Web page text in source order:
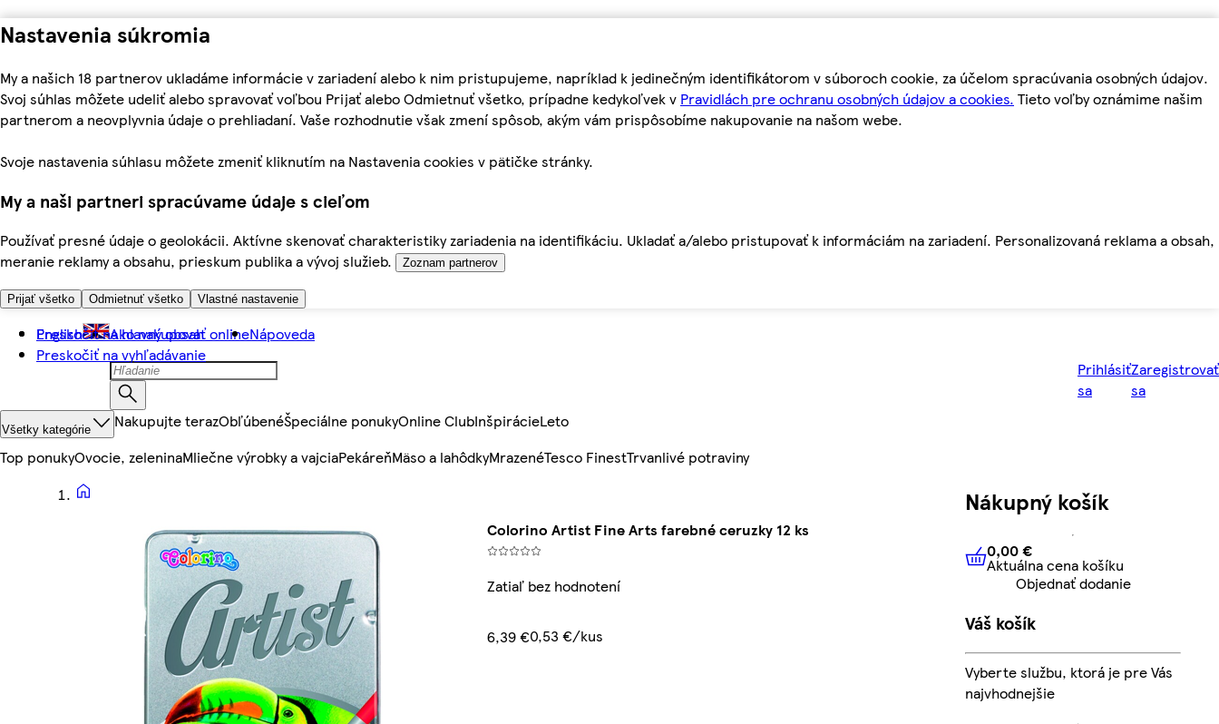
Nastavenia súkromia
My a našich 18 partnerov ukladáme informácie v zariadení alebo k nim pristupujeme, napríklad k jedinečným identifikátorom v súboroch cookie, za účelom spracúvania osobných údajov.
Svoj súhlas môžete udeliť alebo spravovať voľbou Prijať alebo Odmietnuť všetko, prípadne kedykoľvek v Pravidlách pre ochranu osobných údajov a cookies. Tieto voľby oznámime našim
partnerom a neovplyvnia údaje o prehliadaní. Vaše rozhodnutie však zmení spôsob, akým vám prispôsobíme nakupovanie na našom webe.
Svoje nastavenia súhlasu môžete zmeniť kliknutím na Nastavenia cookies v pätičke stránky.
My a naši partneri spracúvame údaje s cieľom
Používať presné údaje o geolokácii. Aktívne skenovať charakteristiky zariadenia na identifikáciu. Ukladať a/alebo pristupovať k informáciám na zariadení. Personalizovaná reklama a obsah,
meranie reklamy a obsahu, prieskum publika a vývoj služieb.
Zoznam partnerov
Prijať všetko Odmietnuť všetko Vlastné nastavenie
Preskočiť na hlavný obsah
Preskočiť na vyhľadávanie
English Ako nakupovať onlineNápoveda
Prihlásiť
sa
Zaregistrovať
sa
Všetky kategórie Nakupujte terazObľúbenéŠpeciálne ponukyOnline ClubInšpirácieLeto
Top ponukyOvocie, zeleninaMliečne výrobky a vajciaPekáreňMäso a lahôdkyMrazenéTesco FinestTrvanlivé potraviny
Colorino Artist Fine Arts farebné ceruzky 12 ks
Zatiaľ bez hodnotení
6,39 €0,53 €/kus
Nákupný košík
0,00 € Aktuálna cena košíku
0,00 €
Aktuálna cena košíku
Objednať dodanie
Váš košík
Vyberte službu, ktorá je pre Vás
najvhodnejšie